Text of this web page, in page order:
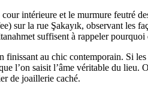
intérieure et le murmure feutré
sur la rue Şakayık, observant les
suffisent à rappeler pourquoi
au chic contemporain. Si
l’on saisit l’âme véritable du
de joaillerie caché.